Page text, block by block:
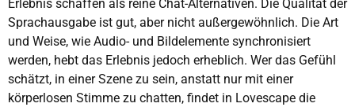
Erlebnis schaffen als reine Chat-Alternativen. Die Qualität der
Sprachausgabe ist gut, aber nicht außergewöhnlich. Die Art
und Weise, wie Audio- und Bildelemente synchronisiert
werden, hebt das Erlebnis jedoch erheblich. Wer das Gefühl
schätzt, in einer Szene zu sein, anstatt nur mit einer
körperlosen Stimme zu chatten, findet in Lovescape die